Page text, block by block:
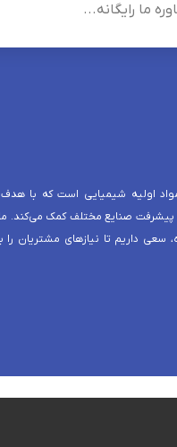
ما رایگانه...
اولیه شیمیایی است که با هدف
صنایع مختلف کمک می‌کند.
سعی داریم تا نیازهای مشتریان